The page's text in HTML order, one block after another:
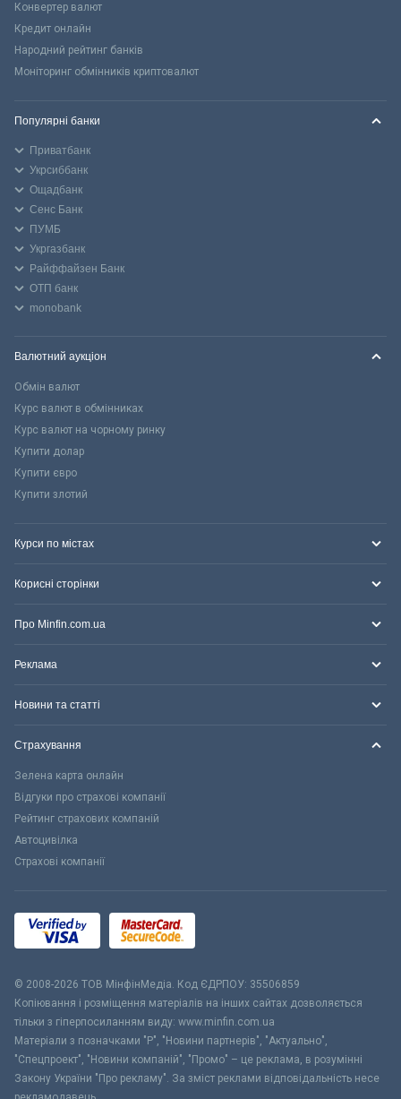
Конвертер валют
Кредит онлайн
Народний рейтинг банків
Моніторинг обмінників криптовалют
Популярні банки
Приватбанк
Укрсиббанк
Ощадбанк
Сенс Банк
ПУМБ
Укргазбанк
Райффайзен Банк
ОТП банк
monobank
Валютний аукціон
Обмін валют
Курс валют в обмінниках
Курс валют на чорному ринку
Купити долар
Купити євро
Купити злотий
Курси по містах
Корисні сторінки
Про Minfin.com.ua
Реклама
Новини та статті
Страхування
Зелена карта онлайн
Відгуки про страхові компанії
Рейтинг страхових компаній
Автоцивілка
Страхові компанії
© 2008-2026 ТОВ МiнфiнМедiа. Код ЄДРПОУ: 35506859
Копіювання і розміщення матеріалів на інших сайтах дозволяється
тільки з гіперпосиланням виду: www.minfin.com.ua
Матеріали з позначками "Р", "Новини партнерів", "Актуально",
"Спецпроект", "Новини компаній", "Промо" – це реклама, в розумінні
Закону України "Про рекламу". За зміст реклами відповідальність несе